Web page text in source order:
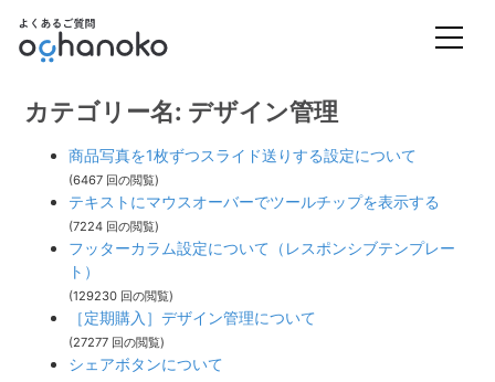
カテゴリー名: デザイン管理
商品写真を1枚ずつスライド送りする設定について
(6467 回の閲覧)
テキストにマウスオーバーでツールチップを表示する
(7224 回の閲覧)
フッターカラム設定について（レスポンシブテンプレー
ト）
(129230 回の閲覧)
［定期購入］デザイン管理について
(27277 回の閲覧)
シェアボタンについて